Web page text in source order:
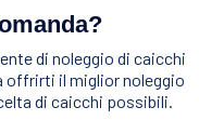
di noleggio di caicchi
offrirti il miglior noleggio
di caicchi possibili.